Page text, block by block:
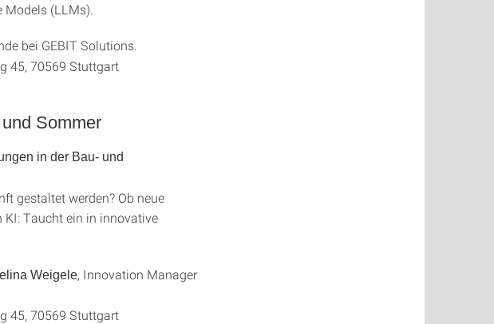
(LLMs).
bei GEBIT Solutions.
45, 70569 Stuttgart
Sommer
in der Bau- und
gestaltet werden? Ob neue
KI: Taucht ein in innovative
Weigele, Innovation Manager
45, 70569 Stuttgart